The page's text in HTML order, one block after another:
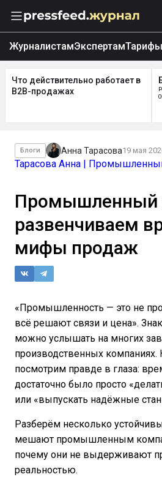
ЖурналистамЭкспертамТарифы
Что действительно работает в
B2B-продажах
Блоги Анна Тарасова19 мая
Тарасова Анна |
Промышленный
развенчиваем
мифы продаж
«Промышленность — это не
всё решают связи и цена».
можно услышать на многих
производственных компаниях.
посмотрим правде в глаза:
достаточно было просто
или «выпускать надёжные
Разберём несколько
мешают промышленным
почему они не выдерживают
реальностью.